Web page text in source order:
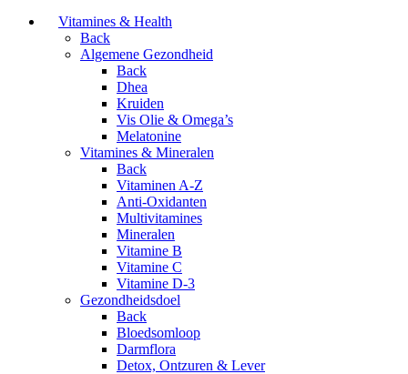
Vitamines & Health
Back
Algemene Gezondheid
Back
Dhea
Kruiden
Vis Olie & Omega’s
Melatonine
Vitamines & Mineralen
Back
Vitaminen A-Z
Anti-Oxidanten
Multivitamines
Mineralen
Vitamine B
Vitamine C
Vitamine D-3
Gezondheidsdoel
Back
Bloedsomloop
Darmflora
Detox, Ontzuren & Lever